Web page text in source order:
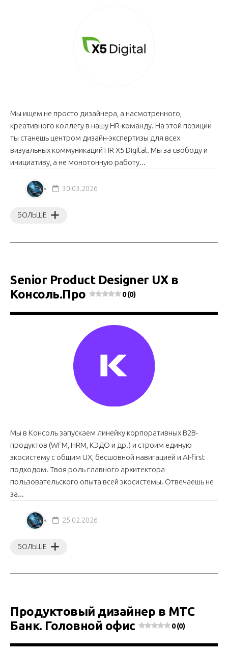
Мы ищем не просто дизайнера, а насмотренного,
креативного коллегу в нашу HR-команду. На этой позиции
ты станешь центром дизайн-экспертизы для всех
визуальных коммуникаций HR X5 Digital. Мы за свободу и
инициативу, а не монотонную работу...
БОЛЬШЕ
30.03.2026
Senior Product Designer UX в
Консоль.Про
0 (0)
Мы в Консоль запускаем линейку корпоративных B2B-
продуктов (WFM, HRM, КЭДО и др.) и строим единую
экосистему с общим UX, бесшовной навигацией и AI-first
подходом. Твоя роль главного архитектора
пользовательского опыта всей экосистемы. Отвечаешь не
за...
БОЛЬШЕ
25.02.2026
Продуктовый дизайнер в МТС
Банк. Головной офис
0 (0)